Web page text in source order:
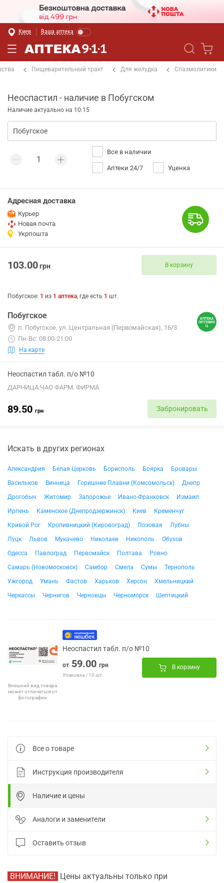
Киев Ваша аптека
Пищеварительный тракт Для желудка Спазмолитики
Неоспастил - наличие в Побугском
Наличие актуально на 10:15
Все в наличии
Аптеки 24/7 Уценка
Адресная доставка
Курьер
Новая почта
Укрпошта
103.00грн В корзину
Побугское: 1 из 1 аптека, где есть 1 шт.
Побугское
п. Побугское, ул. Центральная (Первомайская), 16/3
Пн-Вс: 08:00-21:00
На карте
Неоспастил табл. п/о №10
ДАРНИЦА ЧАО ФАРМ. ФИРМА
89.50 грн Забронировать
Искать в других регионах
Александрия Белая Церковь Борисполь Боярка
Бровары
Васильков
Винница Горишние Плавни (Комсомольск)
Днепр
Дрогобыч
Житомир Запорожье Ивано-Франковск
Измаил
Ирпень
Каменское (Днепродзержинск) Киев
Кременчуг
Кривой Рог
Кропивницкий (Кировоград) Лозовая
Лубны
Луцк
Львов Мукачево Николаев Никополь
Обухов
Одесса
Павлоград Первомайск Полтава
Ровно
Самарь (Новомосковск)
Самбор Смела Сумы
Тернополь
Ужгород
Умань Фастов Харьков Херсон
Хмельницкий
Черкассы
Чернигов Черновцы Черноморск Шептицкий
Внешний вид товара
может отличаться от
фотографии
Неоспастил табл. п/о №10
от 59.00 грн
Упаковка / 10 шт.
В корзину
Все о товаре
Инструкция производителя
Наличие и цены
Аналоги и заменители
Оставить отзыв
ВНИМАНИЕ! Цены актуальны только при